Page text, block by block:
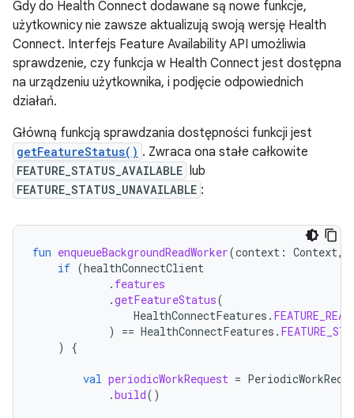
Gdy do Health Connect dodawane są nowe funkcje,
użytkownicy nie zawsze aktualizują swoją wersję Health
Connect. Interfejs Feature Availability API umożliwia
sprawdzenie, czy funkcja w Health Connect jest dostępna
na urządzeniu użytkownika, i podjęcie odpowiednich
działań.
Główną funkcją sprawdzania dostępności funkcji jest
getFeatureStatus() . Zwraca ona stałe całkowite
FEATURE_STATUS_AVAILABLE lub
FEATURE_STATUS_UNAVAILABLE :
fun enqueueBackgroundReadWorker(context : Context,
if (healthConnectClient
. features
.getFeatureStatus(
HealthConnectFeatures .
)
== HealthConnectFeatures .
)
{
val periodicWorkRequest =
.build()